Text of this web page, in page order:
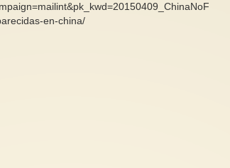
en-china/
la vida, los derechos y la
Hablando de